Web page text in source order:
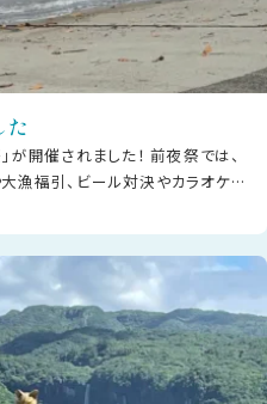
た
開催されました！ 前夜祭では、
漁福引、ビール対決やカラオケ大